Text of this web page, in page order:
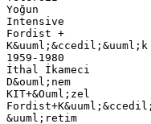
Yoğun
Intensive
Fordist +
1959-1980
İthal İkameci
D&ouml;nem
KIT+&Ouml;zel
&uuml;retim